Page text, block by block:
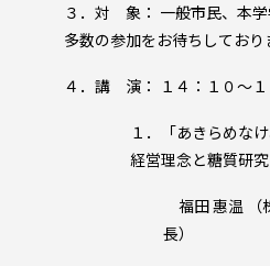
３．対 象： 一般市民、本学
多数の参加をお待ちしており
４．講 演： １４：１０～１
１．「あきらめな
経営理念と糖質研
福田 惠温 （
長）